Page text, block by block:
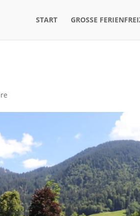
START GROSSE